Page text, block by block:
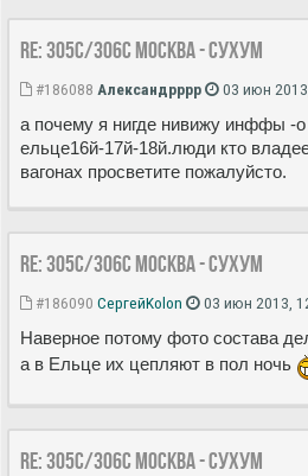
Re: 305С/306С Москва - Сухум
#186088 Александрррр 03 июн
а почему я нигде нивижу инффы -
ельце16й-17й-18й.люди кто
вагонах просветите пожалуйсто.
Re: 305С/306С Москва - Сухум
#186090 СергейKolon 03 июн 2013,
Наверное потому фото состава
а в Ельце их цепляют в пол ночь
Re: 305С/306С Москва - Сухум